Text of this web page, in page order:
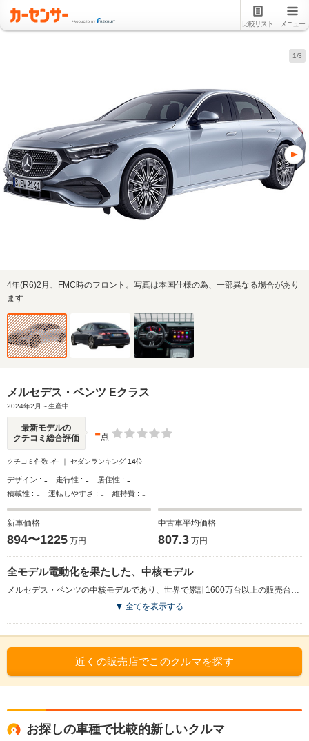
比較リスト メニュー
1/3
4年(R6)2月、FMC時のフロント。写真は本国仕様の為、一部異なる場合があり
ます
メルセデス・ベンツ Eクラス
2024年2月～生産中
最新モデルの
クチコミ総合評価
-点
クチコミ件数 -件 ｜ セダンランキング 14位
デザイン : - 走行性 : - 居住性 : -
積載性 : - 運転しやすさ : - 維持費 : -
新車価格
894〜1225 万円
中古車平均価格
807.3 万円
全モデル電動化を果たした、中核モデル
メルセデス・ベンツの中核モデルであり、世界で累計1600万台以上の販売台数を誇り、世界のプレミアムセダンの指標と呼ばれるモデル。新型では、短いフロントオーバーハングと長いボンネット、大きく後退されたグリーンハウスが特徴。フロントヘッドライトとフロントグリルをつなぐブラックパネルに似た部分は、同社の電気自動車を想起させるもの。ホイールベースは先代比＋20mmの2960mmが実現され、ゆったりとしたキャビンに仕立てられた。インテリアは、大きなトリムパネルがダッシュボード中央まで伸びたデザインで、センターディスプレイは、このトリムのくぼんだ表面上に浮かんで見える独特な形状で未来感が演出された。エンジンは、2Lのガソリンもしくは、ディーゼルターボで、ISGもしくはプラグインハイブリッドにより、全ラインナップが電動化されている。（2024.2）
全てを表示する
近くの販売店でこのクルマを探す
お探しの車種で比較的新しいクルマ